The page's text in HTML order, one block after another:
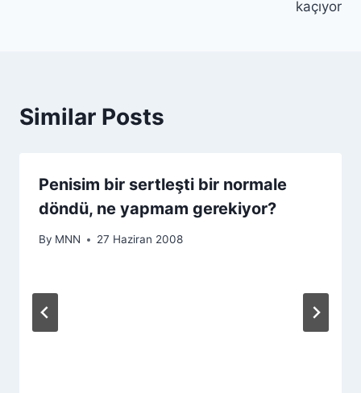
kaçıyor
Similar Posts
Penisim bir sertleşti bir normale
döndü, ne yapmam gerekiyor?
By MNN 27 Haziran 2008